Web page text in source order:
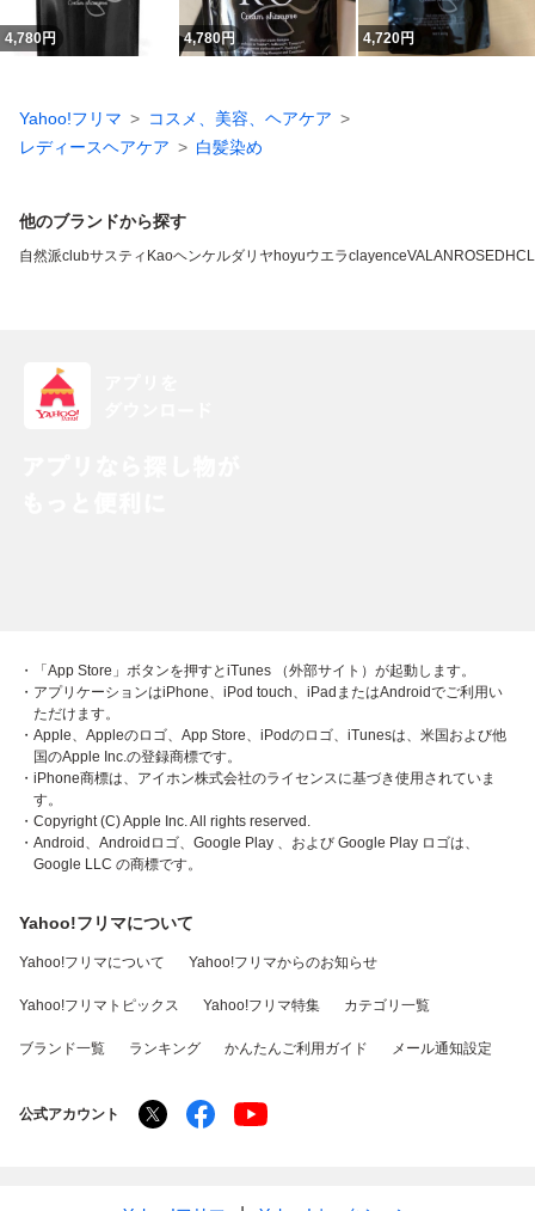
4,780円 4,780円 4,720円
Yahoo!フリマ
コスメ、美容、ヘアケア
レディースヘアケア
白髪染め
他のブランドから探す
自然派clubサスティ Kaoヘンケルダリヤ hoyuウエラclayenceVALANROSEDHC
・「App Store」ボタンを押すとiTunes （外部サイト）が起動します。
・アプリケーションはiPhone、iPod touch、iPadまたはAndroidでご利用い
ただけます。
・Apple、Appleのロゴ、App Store、iPodのロゴ、iTunesは、米国および他
国のApple Inc.の登録商標です。
・iPhone商標は、アイホン株式会社のライセンスに基づき使用されていま
す。
・Copyright (C) Apple Inc. All rights reserved.
・Android、Androidロゴ、Google Play 、および Google Play ロゴは、
Google LLC の商標です。
Yahoo!フリマについて
Yahoo!フリマについて Yahoo!フリマからのお知らせ
Yahoo!フリマトピックス Yahoo!フリマ特集 カテゴリ一覧
ブランド一覧 ランキング かんたんご利用ガイド メール通知設定
公式アカウント